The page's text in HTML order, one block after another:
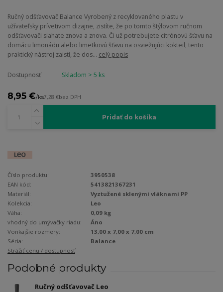
Ručný odšťavovač Balance Vyrobený z recyklovaného plastu v
užívateľsky prívetivom dizajne, zistíte, že po tomto štýlovom ručnom
odšťavovači siahate znova a znova. Či už potrebujete citrónovú šťavu na
domácu limonádu alebo limetkovú šťavu na osviežujúci kokteil, tento
praktický nástroj zaistí, že dos... celý popis
Dostupnosť Skladom > 5 ks
8,95 €/ks7,28 €bez DPH
Pridať do košíka
Číslo produktu:
3950538
EAN kód:
5413821367231
Materiál:
Vyztužené sklenými vláknami PP
Kolekcia:
Leo
Váha:
0,09 kg
vhodný do umývačky riadu:
Áno
Vonkajšie rozmery:
13,00 x 7,00 x 7,00 cm
Séria:
Balance
Strážiť cenu / dostupnosť
Podobné produkty
Ručný odšťavovač Leo